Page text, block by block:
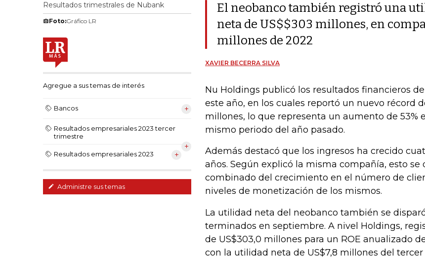
Resultados trimestrales de Nubank
Foto:Gráfico LR
Agregue a sus temas de interés
Bancos
Resultados empresariales 2023 tercer
trimestre
Resultados empresariales 2023
Administre sus temas
El neobanco también registró una
neta de US$$303 millones, en
millones de 2022
XAVIER BECERRA SILVA
Nu Holdings publicó los resultados financieros
este año, en los cuales reportó un nuevo récord
millones, lo que representa un aumento de 53%
mismo periodo del año pasado.
Además destacó que los ingresos ha crecido
años. Según explicó la misma compañía, esto se
combinado del crecimiento en el número de
niveles de monetización de los mismos.
La utilidad neta del neobanco también se
terminados en septiembre. A nivel Holdings,
de US$303,0 millones para un ROE anualizado
con la utilidad neta de US$7,8 millones del